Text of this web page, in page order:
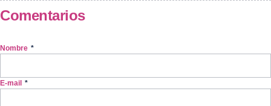
Comentarios
Nombre *
E-mail *